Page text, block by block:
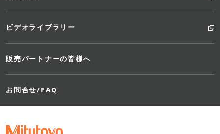
ビデオライブラリー
販売パートナーの皆様へ
お問合せ/FAQ